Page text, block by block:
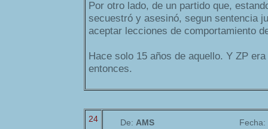
Por otro lado, de un partido que,
secuestró y asesinó, segun sentencia
aceptar lecciones de comportamiento
Hace solo 15 años de aquello. Y ZP
entonces.
24 De: AMS Fecha: